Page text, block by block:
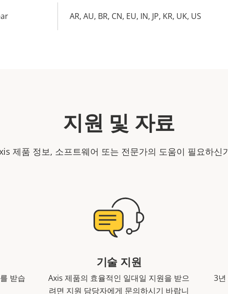
AR, AU, BR, CN, EU, IN, JP, KR, UK, US
지원 및 자료
제품 정보, 소프트웨어 또는 전문가의 도움이 필요하신
받습
기술 지원
Axis 제품의 효율적인 일대일 지원을 받으
려면 지원 담당자에게 문의하시기 바랍니
3